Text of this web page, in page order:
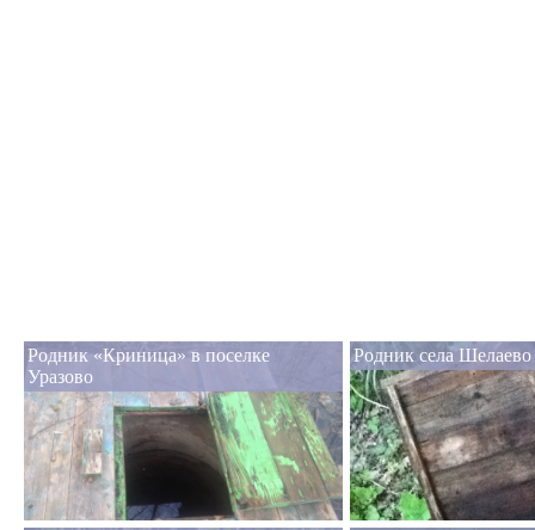
Родник «Криница» в поселке
Уразово
Родник села Шелаево